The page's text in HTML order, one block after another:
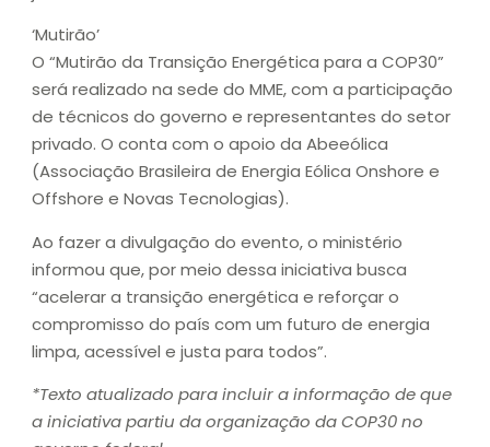
‘Mutirão’
O “Mutirão da Transição Energética para a COP30”
será realizado na sede do MME, com a participação
de técnicos do governo e representantes do setor
privado. O conta com o apoio da Abeeólica
(Associação Brasileira de Energia Eólica Onshore e
Offshore e Novas Tecnologias).
Ao fazer a divulgação do evento, o ministério
informou que, por meio dessa iniciativa busca
“acelerar a transição energética e reforçar o
compromisso do país com um futuro de energia
limpa, acessível e justa para todos”.
*Texto atualizado para incluir a informação de que
a iniciativa partiu da organização da COP30 no